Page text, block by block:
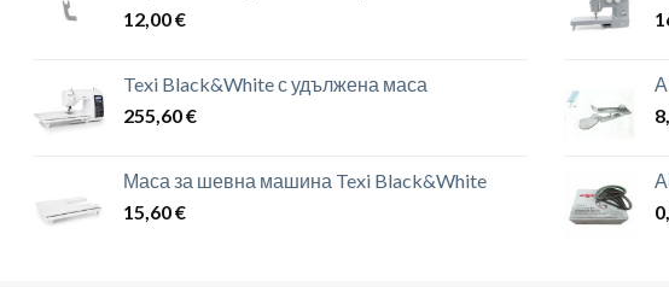
12,00€
Texi Black&White с удължена маса
255,60€
Маса за шевна машина Texi Black&White
15,60€